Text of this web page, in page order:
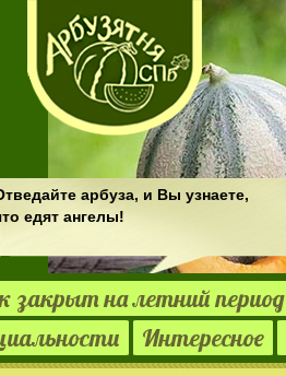
арбуза, и Вы узнаете,
едят ангелы!
закрыт на летний период
Интересное